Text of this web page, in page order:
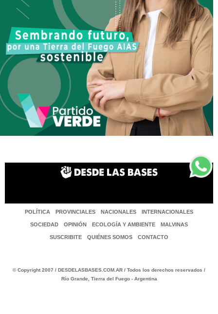
POLÍTICA PROVINCIALES NACIONALES INTERNACIONALES
SOCIEDAD OPINIÓN ECOLOGÍA Y AMBIENTE MALVINAS
SUSCRIBITE QUIÉNES SOMOS CONTACTO
© Copyright 2007 / DESDELASBASES.COM.AR / Todos los derechos reservados /
Río Grande, Tierra del Fuego - Argentina